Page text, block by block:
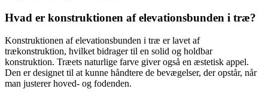
Hvad er konstruktionen af elevationsbunden i træ?
Konstruktionen af elevationsbunden i træ er lavet af
trækonstruktion, hvilket bidrager til en solid og holdbar
konstruktion. Træets naturlige farve giver også en æstetisk appel.
Den er designet til at kunne håndtere de bevægelser, der opstår, når
man justerer hoved- og fodenden.